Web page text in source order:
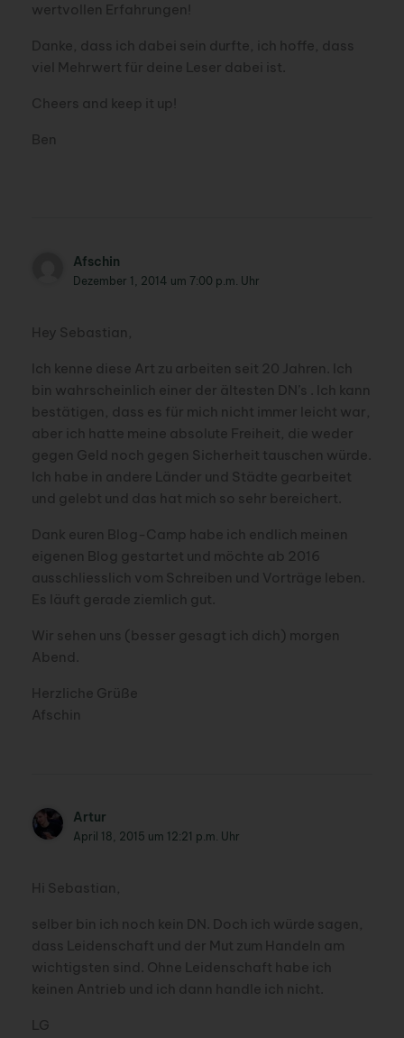
wertvollen Erfahrungen!
Danke, dass ich dabei sein durfte, ich hoffe, dass
viel Mehrwert für deine Leser dabei ist.
Cheers and keep it up!
Ben
Afschin
Dezember 1, 2014 um 7:00 p.m. Uhr
Hey Sebastian,
Ich kenne diese Art zu arbeiten seit 20 Jahren. Ich
bin wahrscheinlich einer der ältesten DN’s . Ich kann
bestätigen, dass es für mich nicht immer leicht war,
aber ich hatte meine absolute Freiheit, die weder
gegen Geld noch gegen Sicherheit tauschen würde.
Ich habe in andere Länder und Städte gearbeitet
und gelebt und das hat mich so sehr bereichert.
Dank euren Blog-Camp habe ich endlich meinen
eigenen Blog gestartet und möchte ab 2016
ausschliesslich vom Schreiben und Vorträge leben.
Es läuft gerade ziemlich gut.
Wir sehen uns (besser gesagt ich dich) morgen
Abend.
Herzliche Grüße
Afschin
Artur
April 18, 2015 um 12:21 p.m. Uhr
Hi Sebastian,
selber bin ich noch kein DN. Doch ich würde sagen,
dass Leidenschaft und der Mut zum Handeln am
wichtigsten sind. Ohne Leidenschaft habe ich
keinen Antrieb und ich dann handle ich nicht.
LG